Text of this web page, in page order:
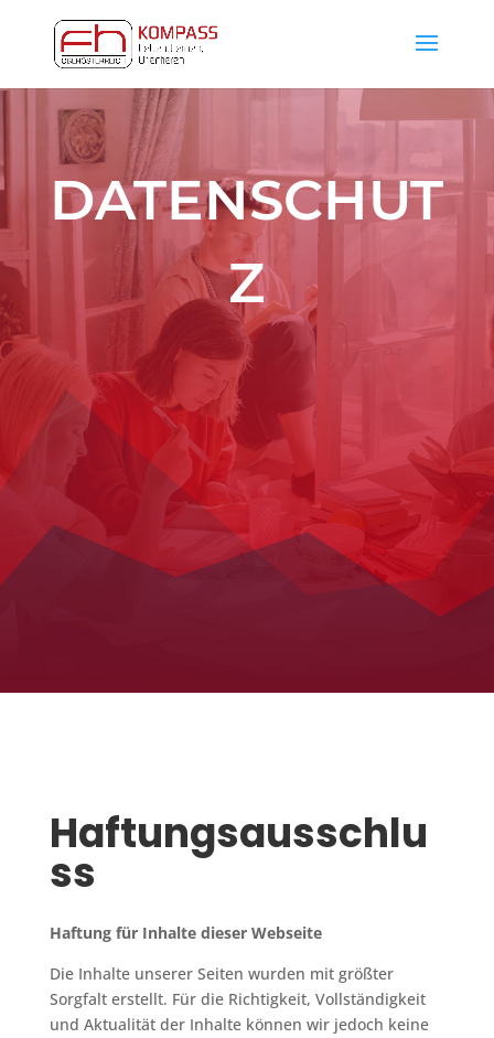
DATENSCHUT
Z
Haftungsausschlu
ss
Haftung für Inhalte dieser Webseite
Die Inhalte unserer Seiten wurden mit größter
Sorgfalt erstellt. Für die Richtigkeit, Vollständigkeit
und Aktualität der Inhalte können wir jedoch keine